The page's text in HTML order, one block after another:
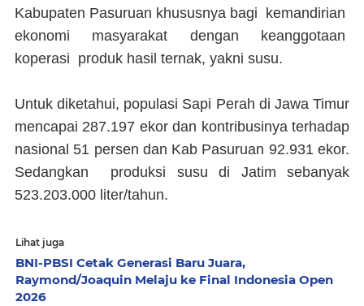
Kabupaten Pasuruan khususnya bagi kemandirian
ekonomi masyarakat dengan keanggotaan
koperasi produk hasil ternak, yakni susu.
Untuk diketahui, populasi Sapi Perah di Jawa Timur
mencapai 287.197 ekor dan kontribusinya terhadap
nasional 51 persen dan Kab Pasuruan 92.931 ekor.
Sedangkan produksi susu di Jatim sebanyak
523.203.000 liter/tahun.
Lihat juga
BNI-PBSI Cetak Generasi Baru Juara,
Raymond/Joaquin Melaju ke Final Indonesia Open
2026